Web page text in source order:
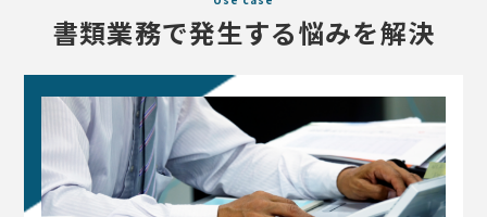
書類業務で発生する悩みを解決